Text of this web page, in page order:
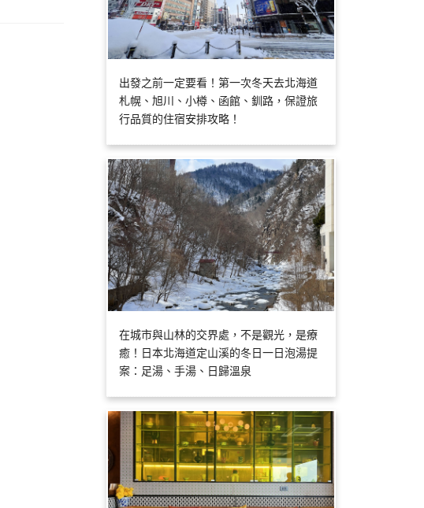
出發之前一定要看！第一次冬天去北海道
札幌、旭川、小樽、函館、釧路，保證旅
行品質的住宿安排攻略！
在城市與山林的交界處，不是觀光，是療
癒！日本北海道定山溪的冬日一日泡湯提
案：足湯、手湯、日歸溫泉